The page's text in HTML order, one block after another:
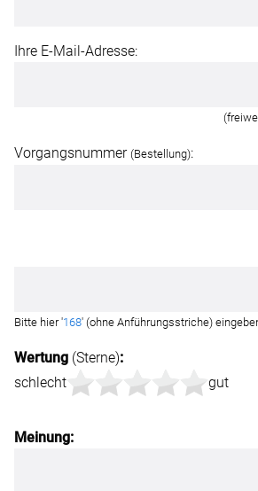
Ihre E-Mail-Adresse:
Vorgangsnummer (Bestellung):
Bitte hier '168' (ohne Anführungsstriche)
Wertung (Sterne):
schlecht
gut
Meinung: